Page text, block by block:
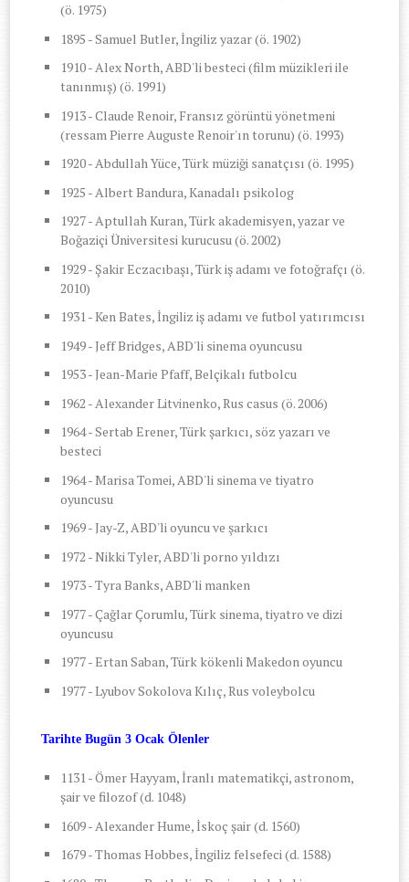
(ö. 1975)
1895 - Samuel Butler, İngiliz yazar (ö. 1902)
1910 - Alex North, ABD'li besteci (film müzikleri ile
tanınmış) (ö. 1991)
1913 - Claude Renoir, Fransız görüntü yönetmeni
(ressam Pierre Auguste Renoir'ın torunu) (ö. 1993)
1920 - Abdullah Yüce, Türk müziği sanatçısı (ö. 1995)
1925 - Albert Bandura, Kanadalı psikolog
1927 - Aptullah Kuran, Türk akademisyen, yazar ve
Boğaziçi Üniversitesi kurucusu (ö. 2002)
1929 - Şakir Eczacıbaşı, Türk iş adamı ve fotoğrafçı (ö.
2010)
1931 - Ken Bates, İngiliz iş adamı ve futbol yatırımcısı
1949 - Jeff Bridges, ABD'li sinema oyuncusu
1953 - Jean-Marie Pfaff, Belçikalı futbolcu
1962 - Alexander Litvinenko, Rus casus (ö. 2006)
1964 - Sertab Erener, Türk şarkıcı, söz yazarı ve
besteci
1964 - Marisa Tomei, ABD'li sinema ve tiyatro
oyuncusu
1969 - Jay-Z, ABD'li oyuncu ve şarkıcı
1972 - Nikki Tyler, ABD'li porno yıldızı
1973 - Tyra Banks, ABD'li manken
1977 - Çağlar Çorumlu, Türk sinema, tiyatro ve dizi
oyuncusu
1977 - Ertan Saban, Türk kökenli Makedon oyuncu
1977 - Lyubov Sokolova Kılıç, Rus voleybolcu
Tarihte Bugün 3 Ocak Ölenler
1131 - Ömer Hayyam, İranlı matematikçi, astronom,
şair ve filozof (d. 1048)
1609 - Alexander Hume, İskoç şair (d. 1560)
1679 - Thomas Hobbes, İngiliz felsefeci (d. 1588)